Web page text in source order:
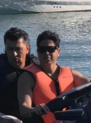
casual: o Paraná é
agronegócio
proteína animal, e
instituições
profissionais com
concentra
certificados pela
do país,
Desde 2020, a
145% na quantidade